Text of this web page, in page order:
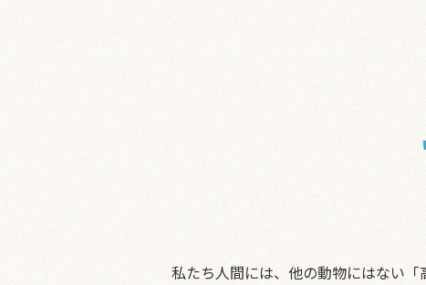
私たち人間には、他の動物にはない「